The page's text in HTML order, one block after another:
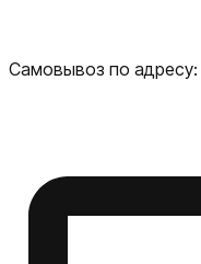
Самовывоз по адресу: